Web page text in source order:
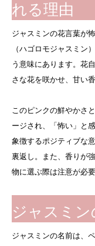
れる理由
ジャスミンの花言葉が
（ハゴロモジャスミン
う意味にあります。花
さな花を咲かせ、甘い
このピンクの鮮やかさ
ージされ、「怖い」と
象徴するポジティブな
裏返し。また、香りが
物に選ぶ際は注意が必要
ジャスミ
ジャスミンの名前は、